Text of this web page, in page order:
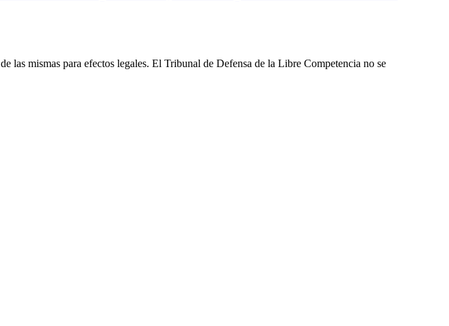
mismas para efectos legales. El Tribunal de Defensa de la Libre Competencia no se